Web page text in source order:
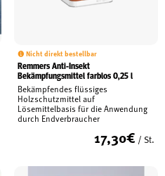
Nicht direkt bestellbar
Remmers Anti-Insekt
Bekämpfungsmittel farblos 0,25 l
Bekämpfendes flüssiges
Holzschutzmittel auf
Lösemittelbasis für die Anwendung
durch Endverbraucher
17,30€ / St.